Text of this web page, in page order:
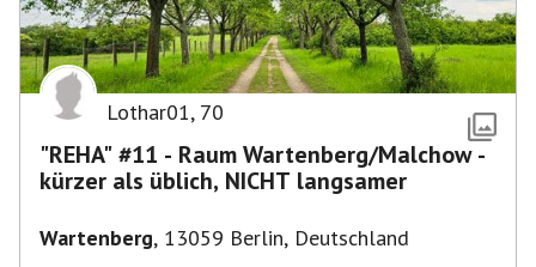
Lothar01, 70
"REHA" #11 - Raum Wartenberg/Malchow -
kürzer als üblich, NICHT langsamer
Wartenberg, 13059 Berlin, Deutschland